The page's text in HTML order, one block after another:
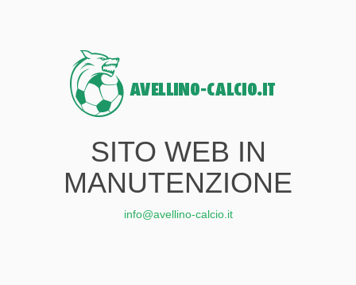
SITO WEB IN
MANUTENZIONE
info@avellino-calcio.it